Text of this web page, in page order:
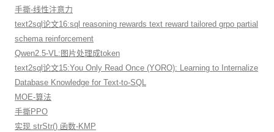
手撕-线性注意力
text2sql论文16:sql reasoning rewards text reward tailored grpo partial
schema reinforcement
Qwen2.5-VL:图片处理成token
text2sql论文15:You Only Read Once (YORO): Learning to Internalize
Database Knowledge for Text-to-SQL
MOE-算法
手撕PPO
实现 strStr() 函数-KMP